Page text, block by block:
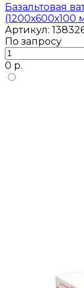
Базальтовая
(1200х600х100
Артикул:
По запросу
0 р.